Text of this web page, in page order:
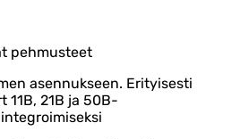
pehmusteet
asennukseen. Erityisesti
11B, 21B ja 50B-